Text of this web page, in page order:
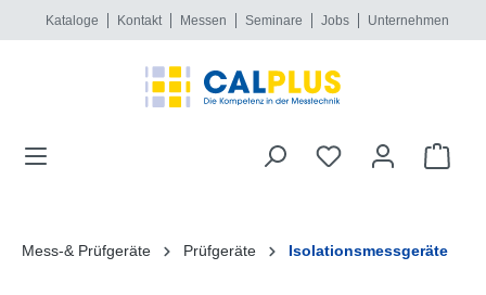
springen
Kataloge Kontakt Messen Seminare Jobs Unternehmen
Mess-& Prüfgeräte Prüfgeräte Isolationsmessgeräte